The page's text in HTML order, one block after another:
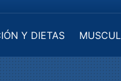
Y DIETAS